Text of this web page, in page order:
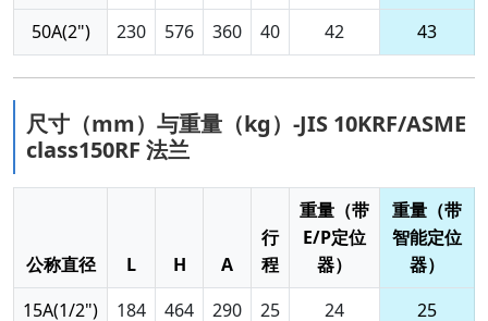
50A(2") 230 576 360 40 42 43
尺寸（mm）与重量（kg）-JIS 10KRF/ASME
class150RF 法兰
公称直径 L H A
行
程
重量（带
E/P定位
器）
重量（带
智能定位
器）
15A(1/2")
184 464 290 25 24 25